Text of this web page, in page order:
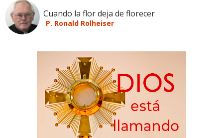
Cuando la flor deja de florecer
P. Ronald Rolheiser